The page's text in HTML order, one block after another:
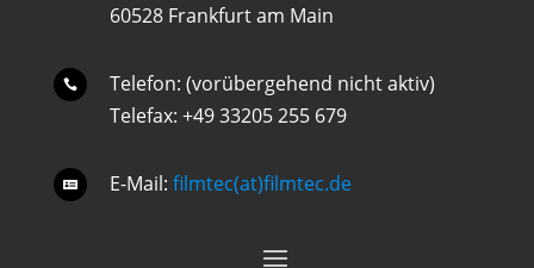
60528 Frankfurt am Main

Telefon: (vorübergehend nicht aktiv)
Telefax: +49 33205 255 679
 E-Mail: filmtec(at)filmtec.de